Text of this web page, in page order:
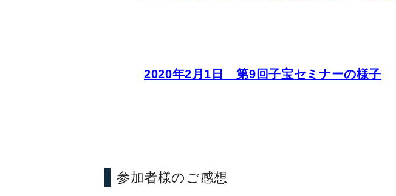
2020年2月1日 第9回子宝セミナーの様子
参加者様のご感想